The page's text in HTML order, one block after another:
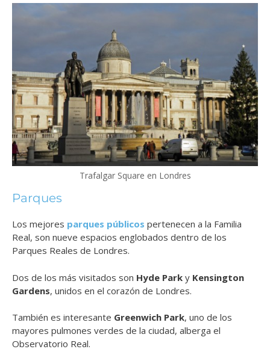
Trafalgar Square en Londres
Parques
Los mejores parques públicos pertenecen a la Familia
Real, son nueve espacios englobados dentro de los
Parques Reales de Londres.
Dos de los más visitados son Hyde Park y Kensington
Gardens, unidos en el corazón de Londres.
También es interesante Greenwich Park, uno de los
mayores pulmones verdes de la ciudad, alberga el
Observatorio Real.